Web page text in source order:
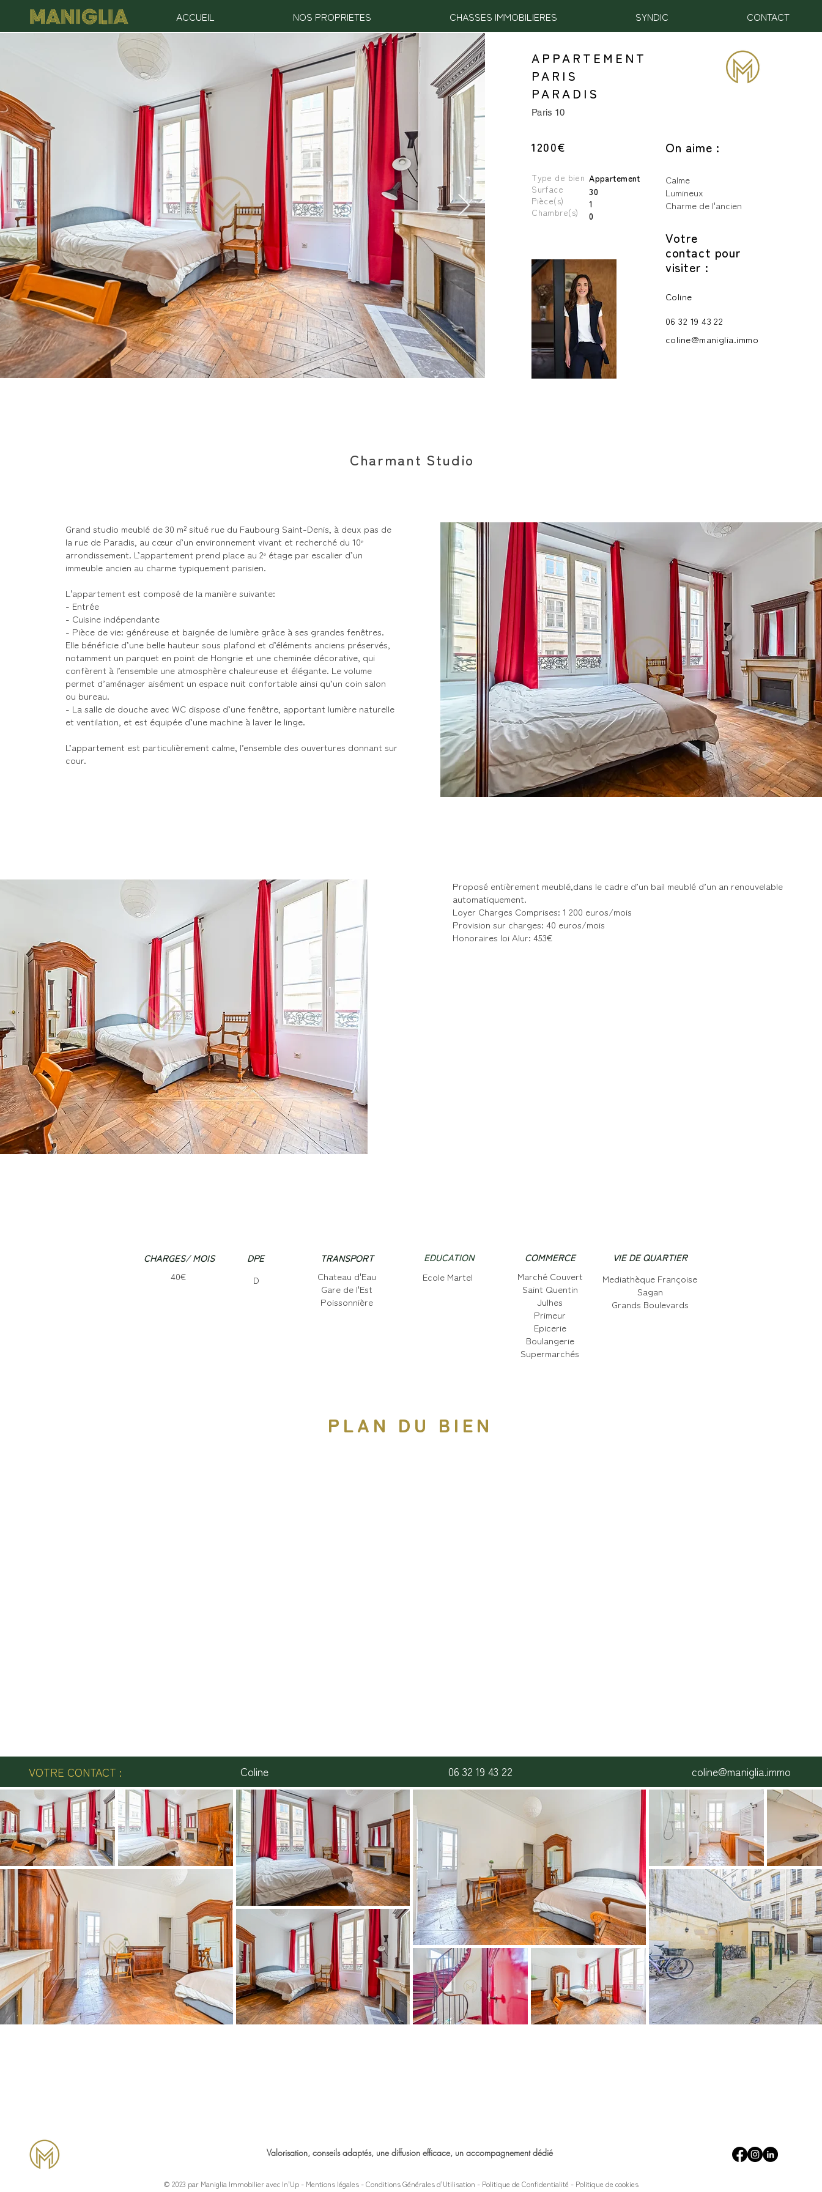
ACCUEIL NOS PROPRIETES CHASSES IMMOBILIERES SYNDIC CONTACT
APPARTEMENT
PARIS
PARADIS
Paris 10
1200€
Type de bien
Surface
Pièce(s)
Chambre(s)
Appartement
30
1
0
On aime :
Calme
Lumineux
Charme de l'ancien
Votre
contact pour
visiter :
Coline
06 32 19 43 22
coline@maniglia.immo
Charmant Studio
Grand studio meublé de 30 m² situé rue du Faubourg Saint-Denis, à deux pas de
la rue de Paradis, au cœur d’un environnement vivant et recherché du 10ᵉ
arrondissement. L’appartement prend place au 2ᵉ étage par escalier d’un
immeuble ancien au charme typiquement parisien.
L'appartement est composé de la manière suivante:
- Entrée
- Cuisine indépendante
- Pièce de vie: généreuse et baignée de lumière grâce à ses grandes fenêtres.
Elle bénéficie d’une belle hauteur sous plafond et d’éléments anciens préservés,
notamment un parquet en point de Hongrie et une cheminée décorative, qui
confèrent à l’ensemble une atmosphère chaleureuse et élégante. Le volume
permet d’aménager aisément un espace nuit confortable ainsi qu’un coin salon
ou bureau.
- La salle de douche avec WC dispose d’une fenêtre, apportant lumière naturelle
et ventilation, et est équipée d’une machine à laver le linge.
L’appartement est particulièrement calme, l’ensemble des ouvertures donnant sur
cour.
Proposé entièrement meublé,dans le cadre d’un bail meublé d’un an renouvelable
automatiquement.
Loyer Charges Comprises: 1 200 euros/mois
Provision sur charges: 40 euros/mois
Honoraires loi Alur: 453€
CHARGES/ MOIS
40€
DPE
D
TRANSPORT
Chateau d'Eau
Gare de l'Est
Poissonnière
EDUCATION
Ecole Martel
COMMERCE
Marché Couvert
Saint Quentin
Julhes
Primeur
Epicerie
Boulangerie
Supermarchés
VIE DE QUARTIER
Mediathèque Françoise
Sagan
Grands Boulevards
PLAN DU BIEN
VOTRE CONTACT : Coline 06 32 19 43 22 coline@maniglia.immo
Valorisation, conseils adaptés, une diffusion efficace, un accompagnement dédié
© 2023 par Maniglia Immobilier avec In'Up - Mentions légales -Conditions Générales d'Utilisation - Politique de Confidentialité - Politique de cookies